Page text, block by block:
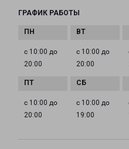
ГРАФИК РАБОТЫ
с 10:00 до
20:00
с 10:00 до
20:00
с 10:00 до
20:00
с 10:00 до
19:00